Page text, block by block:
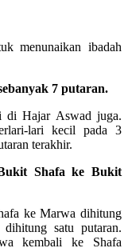
menunaikan ibadah
7 putaran.
di Hajar Aswad juga.
lari kecil pada 3
terakhir.
Shafa ke Bukit
ke Marwa dihitung
satu putaran.
kembali ke Shafa